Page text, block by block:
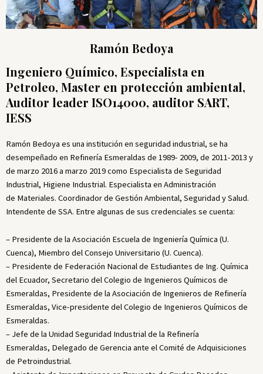
Ramón Bedoya
Ingeniero Químico, Especialista en
Petroleo, Master en protección ambiental,
Auditor leader ISO14000, auditor SART,
IESS
Ramón Bedoya es una institución en seguridad industrial, se ha
desempeñado en Refinería Esmeraldas de 1989- 2009, de 2011-2013 y
de marzo 2016 a marzo 2019 como Especialista de Seguridad
Industrial, Higiene Industrial. Especialista en Administración
de Materiales. Coordinador de Gestión Ambiental, Seguridad y Salud.
Intendente de SSA. Entre algunas de sus credenciales se cuenta:
– Presidente de la Asociación Escuela de Ingeniería Química (U.
Cuenca), Miembro del Consejo Universitario (U. Cuenca).
– Presidente de Federación Nacional de Estudiantes de Ing. Química
del Ecuador, Secretario del Colegio de Ingenieros Químicos de
Esmeraldas, Presidente de la Asociación de Ingenieros de Refinería
Esmeraldas, Vice-presidente del Colegio de Ingenieros Químicos de
Esmeraldas.
– Jefe de la Unidad Seguridad Industrial de la Refinería
Esmeraldas, Delegado de Gerencia ante el Comité de Adquisiciones
de Petroindustrial.